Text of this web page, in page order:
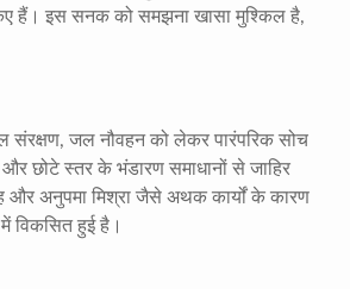
हैं। इस सनक को समझना खासा मुश्किल है,
जल नौवहन को लेकर पारंपरिक सोच
और छोटे स्तर के भंडारण समाधानों से जाहिर
और अनुपमा मिश्रा जैसे अथक कार्यों के कारण
में विकसित हुई है।